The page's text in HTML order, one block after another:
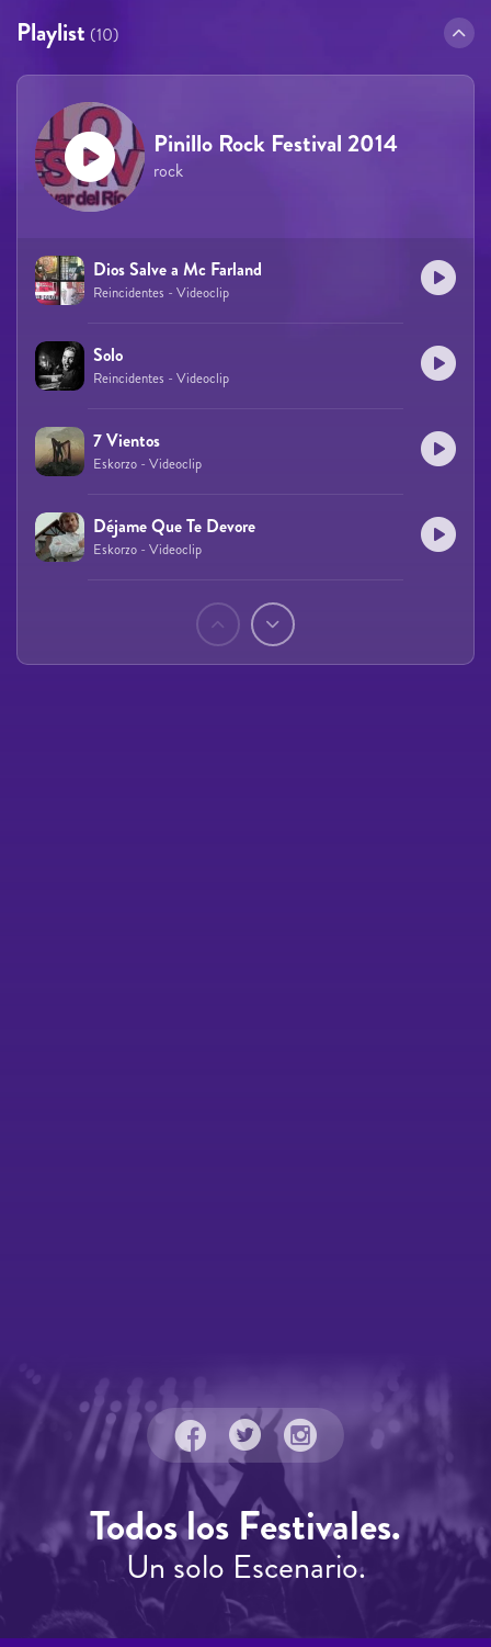
Playlist (10)
Pinillo Rock Festival 2014
rock
Dios Salve a Mc Farland
Reincidentes - Videoclip
Solo
Reincidentes - Videoclip
7 Vientos
Eskorzo - Videoclip
Déjame Que Te Devore
Eskorzo - Videoclip
Todos los Festivales.
Un solo Escenario.